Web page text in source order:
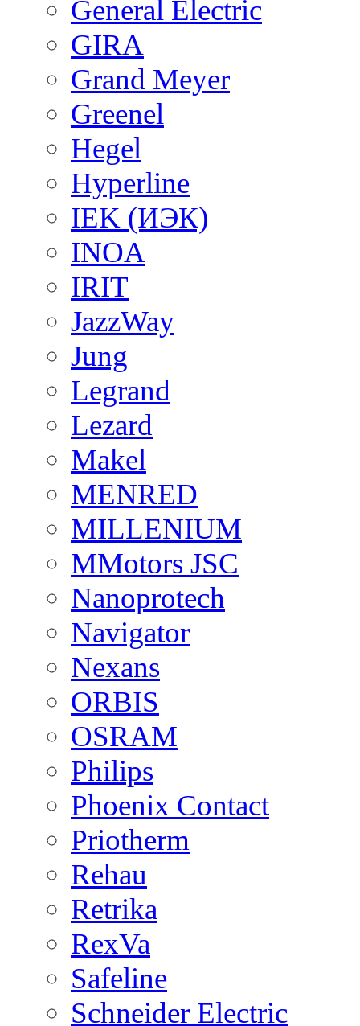
General Electric
GIRA
Grand Meyer
Greenel
Hegel
Hyperline
IEK (ИЭК)
INOA
IRIT
JazzWay
Jung
Legrand
Lezard
Makel
MENRED
MILLENIUM
MMotors JSC
Nanoprotech
Navigator
Nexans
ORBIS
OSRAM
Philips
Phoenix Contact
Priotherm
Rehau
Retrika
RexVa
Safeline
Schneider Electric